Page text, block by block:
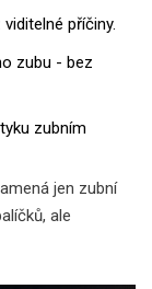
příčiny.
zubu - bez
zubním
jen zubní
ale